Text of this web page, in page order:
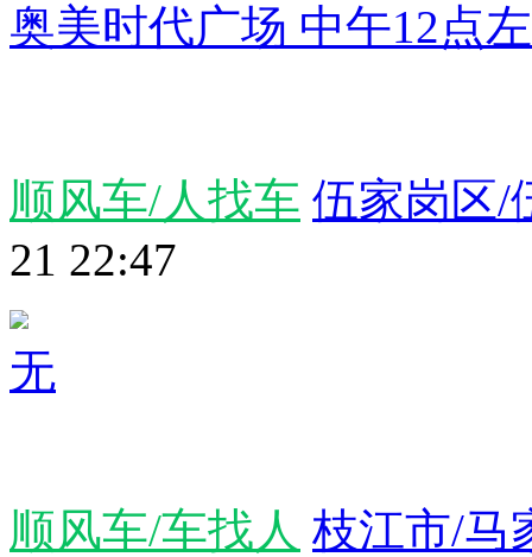
奥美时代广场 中午12点
顺风车/人找车 伍家岗区/
21 22:47
无
顺风车/车找人 枝江市/马